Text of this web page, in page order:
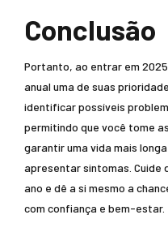
Conclusão
Portanto, ao entrar em
anual uma de suas
identificar possíveis
permitindo que você tome
garantir uma vida mais
apresentar sintomas. Cuide
ano e dê a si mesmo a
com confiança e bem-estar.